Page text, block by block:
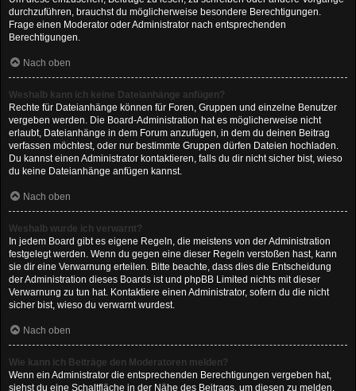
durchzuführen, brauchst du möglicherweise besondere Berechtigungen.
Frage einen Moderator oder Administrator nach entsprechenden
Berechtigungen.
Nach oben
Weshalb kann ich keine Dateianhänge anfügen?
Rechte für Dateianhänge können für Foren, Gruppen und einzelne Benutzer
vergeben werden. Die Board-Administration hat es möglicherweise nicht
erlaubt, Dateianhänge in dem Forum anzufügen, in dem du deinen Beitrag
verfassen möchtest, oder nur bestimmte Gruppen dürfen Dateien hochladen.
Du kannst einen Administrator kontaktieren, falls du dir nicht sicher bist, wieso
du keine Dateianhänge anfügen kannst.
Nach oben
Weshalb wurde ich verwarnt?
In jedem Board gibt es eigene Regeln, die meistens von der Administration
festgelegt werden. Wenn du gegen eine dieser Regeln verstoßen hast, kann
sie dir eine Verwarnung erteilen. Bitte beachte, dass dies die Entscheidung
der Administration dieses Boards ist und phpBB Limited nichts mit dieser
Verwarnung zu tun hat. Kontaktiere einen Administrator, sofern du die nicht
sicher bist, wieso du verwarnt wurdest.
Nach oben
Wie kann ich Beiträge den Moderatoren melden?
Wenn ein Administrator die entsprechenden Berechtigungen vergeben hat,
siehst du eine Schaltfläche in der Nähe des Beitrags, um diesen zu melden.